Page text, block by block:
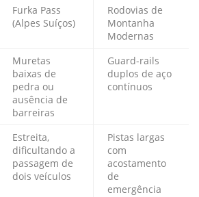
Furka Pass
(Alpes Suíços)
Rodovias de
Montanha
Modernas
Muretas
baixas de
pedra ou
ausência de
barreiras
Guard-rails
duplos de aço
contínuos
Estreita,
dificultando a
passagem de
dois veículos
Pistas largas
com
acostamento
de
emergência